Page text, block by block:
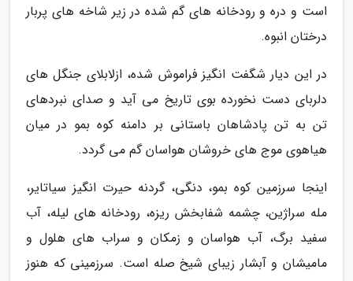
است و دره و رودخانه های گم شده در زیر شاخه های پربار
درختان انبوه.
در این دیار شگفت انگیز فراموش شده، ازلابلای جنگل های
دلربای دست نخورده بوی تاریخ می آید و صدای نبردهای
تن به تن پادشاهان باستانی بر دامنه کوه بمو در میان
هیاهوی موج های خروشان هواسان گم می گردد.
اینجا سرزمین کوه بمو، دنگی، گردنه حیرت انگیز سیاتایر،
مله سراژین، چشمه شفابخش ریزه، رودخانه های لیله، آب
سفید برگ، آب هواسان و زمکان و سراب های هلول و
مامیشان و آبشار زیبای شیخ صله است. سرزمینی که هنوز